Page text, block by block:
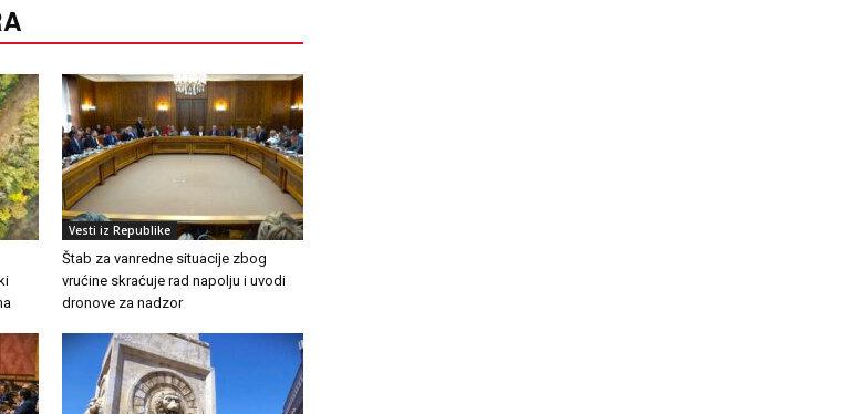
Vesti iz Republike
Štab za vanredne situacije zbog
vrućine skraćuje rad napolju i uvodi
dronove za nadzor